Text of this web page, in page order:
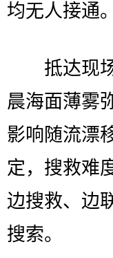
均无人接通。
抵达现场
晨海面薄雾
影响随流漂
定，搜救难
边搜救、边
搜索。